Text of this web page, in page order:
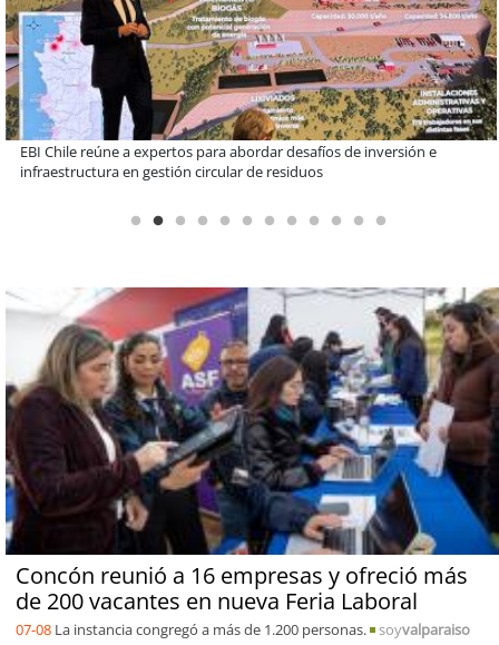
Más de 1.600 alumnos han sido parte de programa Súper Sano de
Sopraval en lo que va del año
Concón reunió a 16 empresas y ofreció más
de 200 vacantes en nueva Feria Laboral
07-08 La instancia congregó a más de 1.200 personas. soyvalparaiso